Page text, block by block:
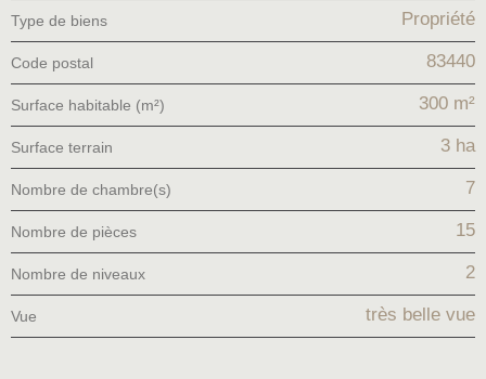
Type de biens Propriété
Code postal 83440
Surface habitable (m²) 300 m²
surface terrain 3 ha
Nombre de chambre(s) 7
Nombre de pièces 15
Nombre de niveaux 2
Vue très belle vue